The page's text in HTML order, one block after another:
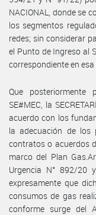
NACIONAL, donde se
los segmentos
redes; sin considerar
el Punto de Ingreso al
correspondiente en
Que posteriormente
SE#MEC, la
acuerdo con los
la adecuación de
contratos o acuerdos
marco del Plan
Urgencia N° 892/20
expresamente que
consumos de gas
conforme surge del